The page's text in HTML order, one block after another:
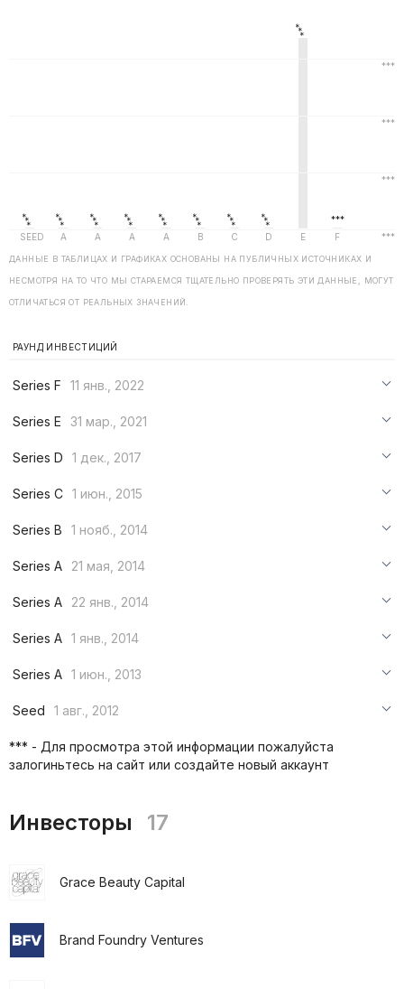
ДАННЫЕ В ТАБЛИЦАХ И ГРАФИКАХ ОСНОВАНЫ НА ПУБЛИЧНЫХ ИСТОЧНИКАХ И
НЕСМОТРЯ НА ТО ЧТО МЫ СТАРАЕМСЯ ТЩАТЕЛЬНО ПРОВЕРЯТЬ ЭТИ ДАННЫЕ, МОГУТ
ОТЛИЧАТЬСЯ ОТ РЕАЛЬНЫХ ЗНАЧЕНИЙ.
РАУНД ИНВЕСТИЦИЙ
Series F
11 янв., 2022
***
Series E
31 мар., 2021
***
Series D
1 дек., 2017
***
Series C 1 июн., 2015
***
Series B
1 нояб., 2014
***
Series A
21 мая, 2014
***
Series A
22 янв., 2014
***
Series A 1 янв., 2014
***
Series A 1 июн., 2013
***
Seed
1 авг., 2012
*** - Для просмотра этой информации пожалуйста
залогиньтесь на сайт или создайте новый аккаунт
Инвесторы 17
Grace Beauty Capital
Brand Foundry Ventures